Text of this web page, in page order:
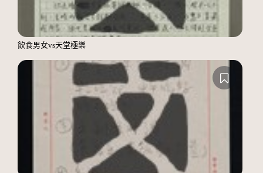
飲食男女vs天堂極樂